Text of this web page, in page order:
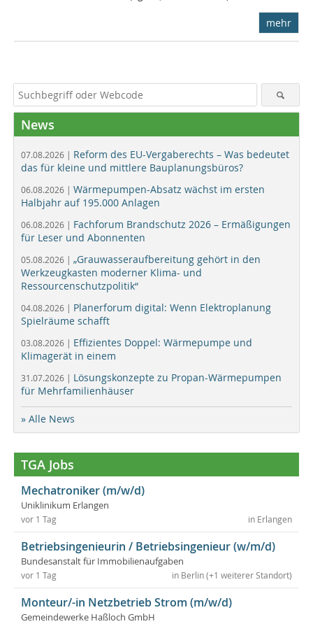
mehr
News
07.08.2026 | Reform des EU-Vergaberechts – Was bedeutet
das für kleine und mittlere Bauplanungsbüros?
06.08.2026 | Wärmepumpen-Absatz wächst im ersten
Halbjahr auf 195.000 Anlagen
06.08.2026 | Fachforum Brandschutz 2026 – Ermäßigungen
für Leser und Abonnenten
05.08.2026 | „Grauwasseraufbereitung gehört in den
Werkzeugkasten moderner Klima- und
Ressourcenschutzpolitik“
04.08.2026 | Planerforum digital: Wenn Elektroplanung
Spielräume schafft
03.08.2026 | Effizientes Doppel: Wärmepumpe und
Klimagerät in einem
31.07.2026 | Lösungskonzepte zu Propan-Wärmepumpen
für Mehrfamilienhäuser
» Alle News
TGA Jobs
Mechatroniker (m/w/d)
Uniklinikum Erlangen
in Erlangen
vor 1 Tag
Betriebsingenieurin / Betriebsingenieur (w/m/d)
Bundesanstalt für Immobilienaufgaben
in Berlin (+1 weiterer Standort)
vor 1 Tag
Monteur/-in Netzbetrieb Strom (m/w/d)
Gemeindewerke Haßloch GmbH